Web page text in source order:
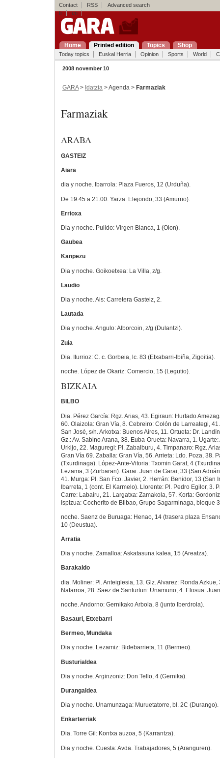
Contact RSS
Advanced search
fr
en
Home Printed edition Topics Shop
Today topics Euskal Herria Opinion Sports World
2008 november 10
GARA> Idatzia > Agenda > Farmaziak
Farmaziak
ARABA
GASTEIZ
Aiara
dia y noche. Ibarrola: Plaza Fueros, 12 (Urduña).
De 19.45 a 21.00. Yarza: Elejondo, 33 (Amurrio).
Errioxa
Dia y noche. Pulido: Virgen Blanca, 1 (Oion).
Gaubea
Kanpezu
Dia y noche. Goikoetxea: La Villa, z/g.
Laudio
Dia y noche. Ais: Carretera Gasteiz, 2.
Lautada
Dia y noche. Angulo: Alborcoin, z/g (Dulantzi).
Zuia
Dia. Iturrioz: C. c. Gorbeia, lc. 83 (Etxabarri-Ibiña, Zigoitia).
noche. López de Okariz: Comercio, 15 (Legutio).
BIZKAIA
BILBO
Dia. Pérez García: Rgz. Arias, 43. Egiraun: Hurtado
60. Olaizola: Gran Vía, 8. Cebreiro: Colón de Larreategi,
San José, s/n. Arkotxa: Buenos Aires, 11. Ortueta: Dr.
Gz.: Av. Sabino Arana, 38. Euba-Orueta: Navarra, 1.
Urkijo, 22. Maguregi: Pl. Zabalburu, 4. Timpanaro: Rgz.
Gran Vía 69. Zaballa: Gran Vía, 56. Arrieta: Ldo. Poza, 38.
(Txurdinaga). López-Ante-Vitoria: Txomin Garat, 4
Lezama, 3 (Zurbaran). Garai: Juan de Garai, 33 (San
41. Murga: Pl. San Fco. Javier, 2. Herrán: Benidor, 13 (San
Ibarreta, 1 (cont. El Karmelo). Llorente: Pl. Pedro Egilor, 3.
Carre: Labairu, 21. Largatxa: Zamakola, 57. Korta:
Ispizua: Cocherito de Bilbao, Grupo Sagarminaga, bloque
noche. Saenz de Buruaga: Henao, 14 (trasera plaza
10 (Deustua).
Arratia
Dia y noche. Zamalloa: Askatasuna kalea, 15 (Areatza).
Barakaldo
dia. Moliner: Pl. Anteiglesia, 13. Glz. Alvarez: Ronda Azkue,
Nafarroa, 28. Saez de Santurtun: Unamuno, 4. Elosua:
noche. Andorno: Gernikako Arbola, 8 (junto Iberdrola).
Basauri, Etxebarri
Bermeo, Mundaka
Dia y noche. Lezamiz: Bidebarrieta, 11 (Bermeo).
Busturialdea
Dia y noche. Arginzoniz: Don Tello, 4 (Gernika).
Durangaldea
Dia y noche. Unamunzaga: Muruetatorre, bl. 2C (Durango).
Enkarterriak
Dia. Torre Gil: Kontxa auzoa, 5 (Karrantza).
Dia y noche. Cuesta: Avda. Trabajadores, 5 (Aranguren).